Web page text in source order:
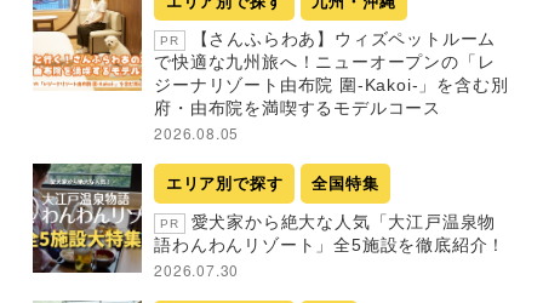
PR
【さんふらわあ】ウィズペットルーム
で快適な九州旅へ！ニューオープンの「レ
ジーナリゾート由布院 圍-Kakoi-」を含む別
府・由布院を満喫するモデルコース
2026.08.05
エリア別で探す 全国特集
PR
愛犬家から絶大な人気「大江戸温泉物
語わんわんリゾート」全5施設を徹底紹介！
2026.07.30